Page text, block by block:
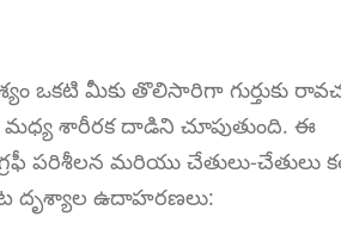
ఒకటి మీకు తొలిసారిగా గుర్తుకు
మధ్య శారీరక దాడిని చూపుతుంది. ఈ
మరియు చేతులు-చేతులు
దృశ్యాల ఉదాహరణలు: